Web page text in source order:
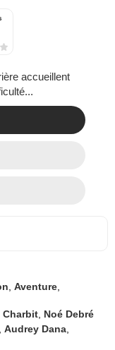
accueillent
,Aventure,
Charbit, Noé Debré
,Audrey Dana,